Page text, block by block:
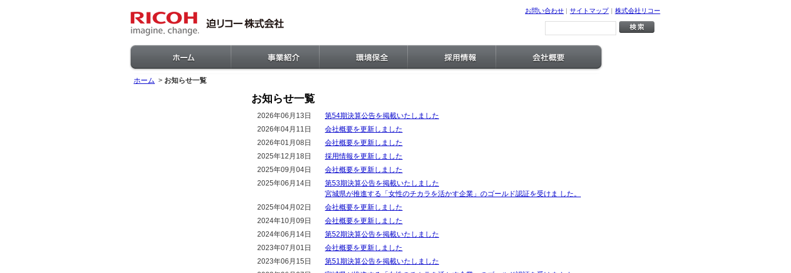
お問い合わせ | サイトマップ | 株式会社リコー
ホーム > お知らせ一覧
お知らせ一覧
2026年06月13日
第54期決算公告を掲載いたしました
2026年04月11日
会社概要を更新しました
2026年01月08日
会社概要を更新しました
2025年12月18日
採用情報を更新しました
2025年09月04日
会社概要を更新しました
2025年06月14日
第53期決算公告を掲載いたしました
宮城県が推進する「女性のチカラを活かす企業」のゴールド認証を受けま した。
2025年04月02日
会社概要を更新しました
2024年10月09日
会社概要を更新しました
2024年06月14日
第52期決算公告を掲載いたしました
2023年07月01日
会社概要を更新しました
2023年06月15日
第51期決算公告を掲載いたしました